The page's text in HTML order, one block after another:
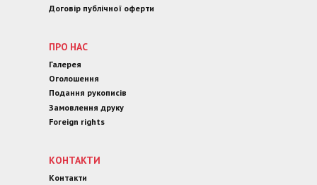
Договір публічної оферти
ПРО НАС
Галерея
Оголошення
Подання рукописів
Замовлення друку
Foreign rights
КОНТАКТИ
Контакти